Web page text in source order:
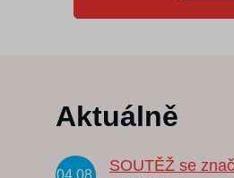
Aktuálně
04.08.
SOUTĚŽ se